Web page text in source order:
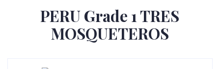
PERU Grade 1 TRES
MOSQUETEROS